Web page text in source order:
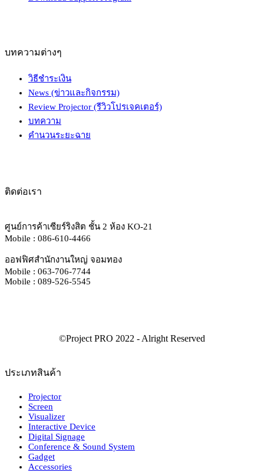
บทความต่างๆ
วิธีชำระเงิน
News (ข่าวและกิจกรรม)
Review Projector (รีวิวโปรเจคเตอร์)
บทความ
คำนวนระยะฉาย
ติดต่อเรา
ศูนย์การค้าเซียร์ริงสิต ชั้น 2 ห้อง KO-21
Mobile : 086-610-4466
ออฟฟิศสำนักงานใหญ่ จอมทอง
Mobile : 063-706-7744
Mobile : 089-526-5545
ประเภทสินค้า
Projector
Screen
Visualizer
Interactive Device
Digital Signage
Conference & Sound System
Gadget
Accessories